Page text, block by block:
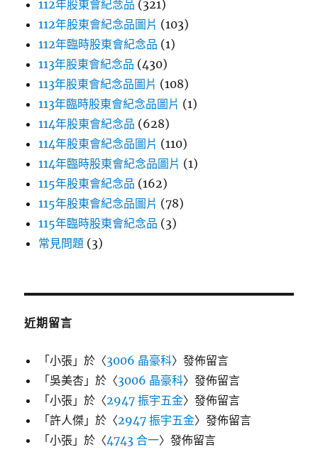
112年股東會紀念品 (321)
112年股東會紀念品圖片 (103)
112年臨時股東會紀念品 (1)
113年股東會紀念品 (430)
113年股東會紀念品圖片 (108)
113年臨時股東會紀念品圖片 (1)
114年股東會紀念品 (628)
114年股東會紀念品圖片 (110)
114年臨時股東會紀念品圖片 (1)
115年股東會紀念品 (162)
115年股東會紀念品圖片 (78)
115年臨時股東會紀念品 (3)
常見問題 (3)
近期留言
「小張 」於〈3006 晶豪科〉發佈留言
「吳美杏 」於〈3006 晶豪科〉發佈留言
「小張 」於〈2947 振宇五金〉發佈留言
「許人傑 」於〈2947 振宇五金〉發佈留言
「小張 」於〈4743 合一〉發佈留言